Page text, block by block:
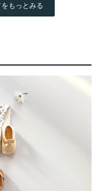
もっとみる